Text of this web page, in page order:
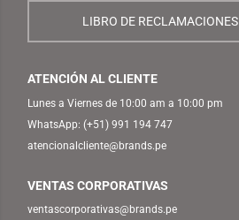
LIBRO DE RECLAMACIONES
ATENCIÓN AL CLIENTE
Lunes a Viernes de 10:00 am a 10:00 pm
WhatsApp: (+51) 991 194 747
atencionalcliente@brands.pe
VENTAS CORPORATIVAS
ventascorporativas@brands.pe